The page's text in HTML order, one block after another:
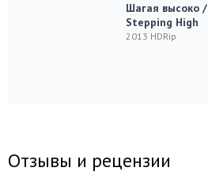
Шагая высоко /
Stepping High
2013 HDRip
Отзывы и рецензии